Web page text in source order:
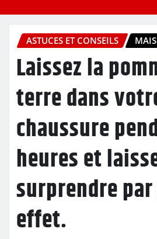
ASTUCES ET CONSEILS
Laissez la
terre dans
chaussure
heures et
surprendre
effet.